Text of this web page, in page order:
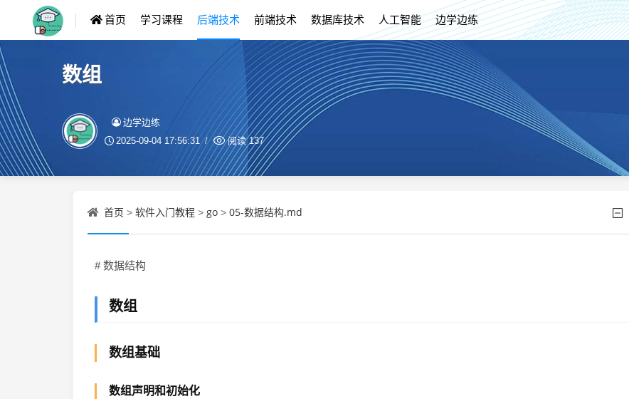
首页 学习课程 后端技术 前端技术 数据库技术 人工智能 边学边练
数组
边学边练
2025-09-04 17:56:31 阅读137
首页 > 软件入门教程 > go > 05-数据结构.md
# 数据结构
数组
数组基础
数组声明和初始化